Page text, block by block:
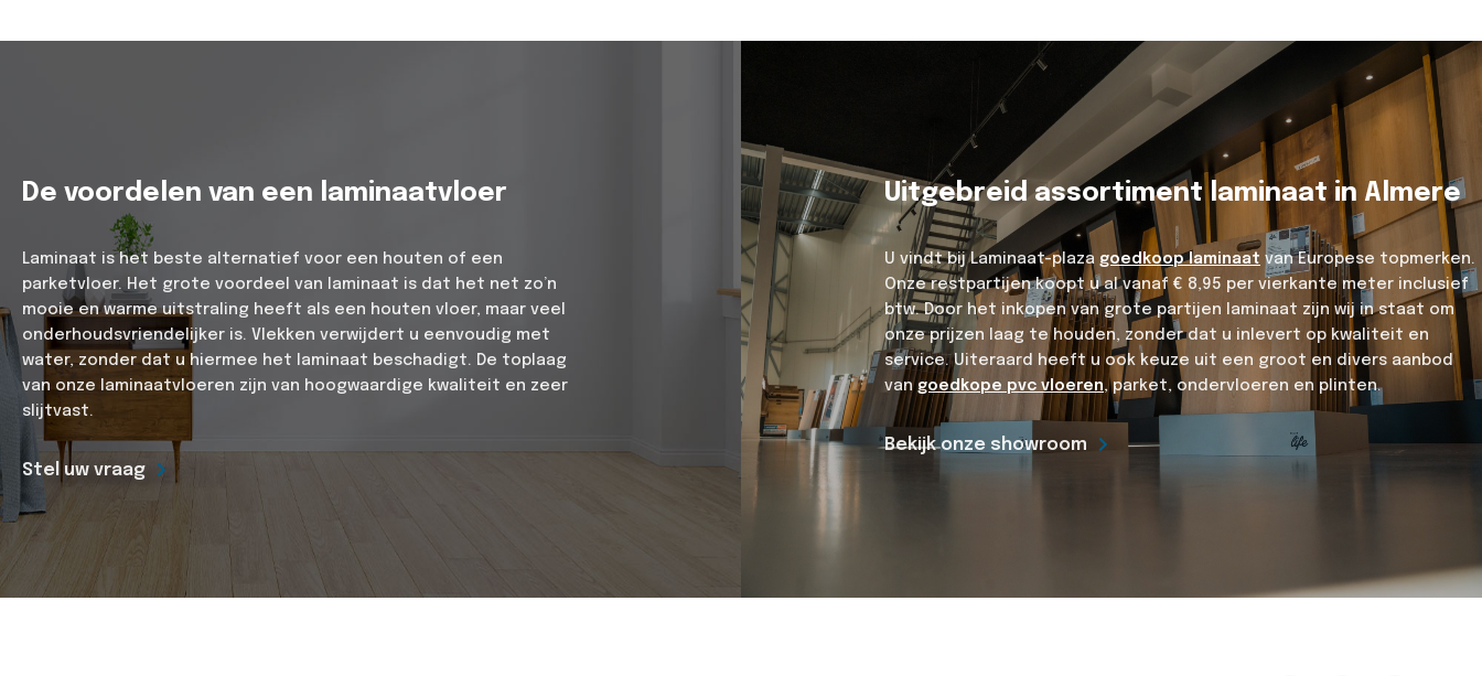
De voordelen van een laminaatvloer
Laminaat is het beste alternatief voor een houten of een
parketvloer. Het grote voordeel van laminaat is dat het net zo’n
mooie en warme uitstraling heeft als een houten vloer, maar veel
onderhoudsvriendelijker is. Vlekken verwijdert u eenvoudig met
water, zonder dat u hiermee het laminaat beschadigt. De toplaag
van onze laminaatvloeren zijn van hoogwaardige kwaliteit en zeer
slijtvast.
Stel uw vraag
Uitgebreid assortiment laminaat in Almere
U vindt bij Laminaat-plaza goedkoop laminaat van Europese topmerken.
Onze restpartijen koopt u al vanaf € 8,95 per vierkante meter inclusief
btw. Door het inkopen van grote partijen laminaat zijn wij in staat om
onze prijzen laag te houden, zonder dat u inlevert op kwaliteit en
service. Uiteraard heeft u ook keuze uit een groot en divers aanbod
van goedkope pvc vloeren, parket, ondervloeren en plinten.
Bekijk onze showroom